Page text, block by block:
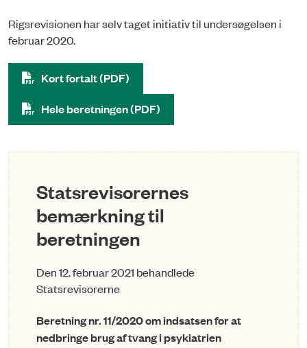
Rigsrevisionen har selv taget initiativ til undersøgelsen i
februar 2020.
Kort fortalt (PDF)
Hele beretningen (PDF)
Statsrevisorernes
bemærkning til
beretningen
Den 12. februar 2021 behandlede
Statsrevisorerne
Beretning nr. 11/2020 om indsatsen for at
nedbringe brug af tvang i psykiatrien